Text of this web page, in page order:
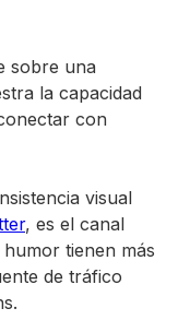
sobre una
la capacidad
con
visual
, es el canal
tienen más
de tráfico